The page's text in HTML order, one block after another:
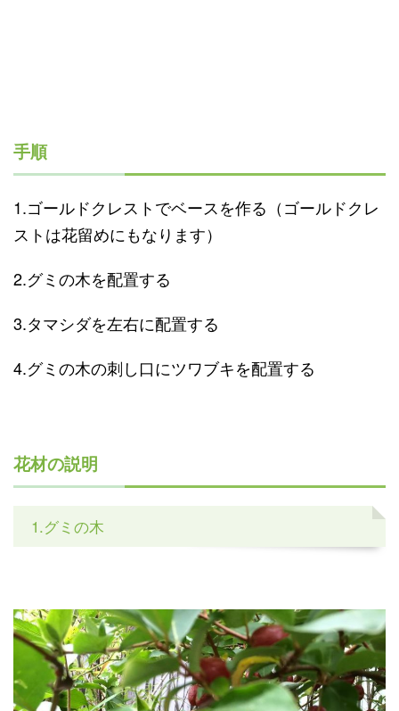
手順
1.ゴールドクレストでベースを作る（ゴールドクレ
ストは花留めにもなります）
2.グミの木を配置する
3.タマシダを左右に配置する
4.グミの木の刺し口にツワブキを配置する
花材の説明
1.グミの木